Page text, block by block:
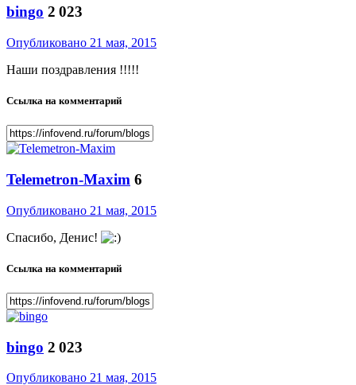
bingo 2 023
Опубликовано 21 мая, 2015
Наши поздравления !!!!!
Ссылка на комментарий
Telemetron-Maxim 6
Опубликовано 21 мая, 2015
Спасибо, Денис!
Ссылка на комментарий
bingo 2 023
Опубликовано 21 мая, 2015